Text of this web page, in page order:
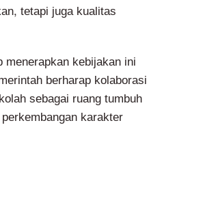
tetapi juga kualitas
kebijakan ini
berharap kolaborasi
sebagai ruang tumbuh
karakter